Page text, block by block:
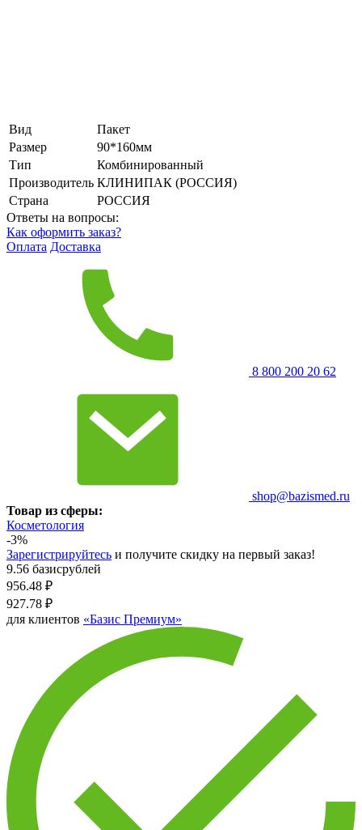
Вид
Пакет
Размер
90*160мм
Тип
Комбинированный
Производитель КЛИНИПАК (РОССИЯ)
Страна
РОССИЯ
Ответы на вопросы:
Как оформить заказ?
Оплата Доставка
8 800 200 20 62
shop@bazismed.ru
Товар из сферы:
Косметология
-3%
Зарегистрируйтесь и получите скидку на первый заказ!
9.56 базисрублей
956.48 ₽
927.78 ₽
для клиентов «Базис Премиум»